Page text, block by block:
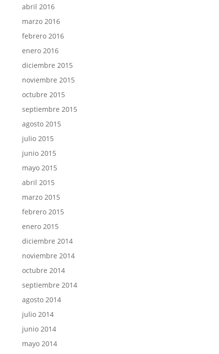
abril 2016
marzo 2016
febrero 2016
enero 2016
diciembre 2015
noviembre 2015
octubre 2015
septiembre 2015
agosto 2015
julio 2015
junio 2015
mayo 2015
abril 2015
marzo 2015
febrero 2015
enero 2015
diciembre 2014
noviembre 2014
octubre 2014
septiembre 2014
agosto 2014
julio 2014
junio 2014
mayo 2014